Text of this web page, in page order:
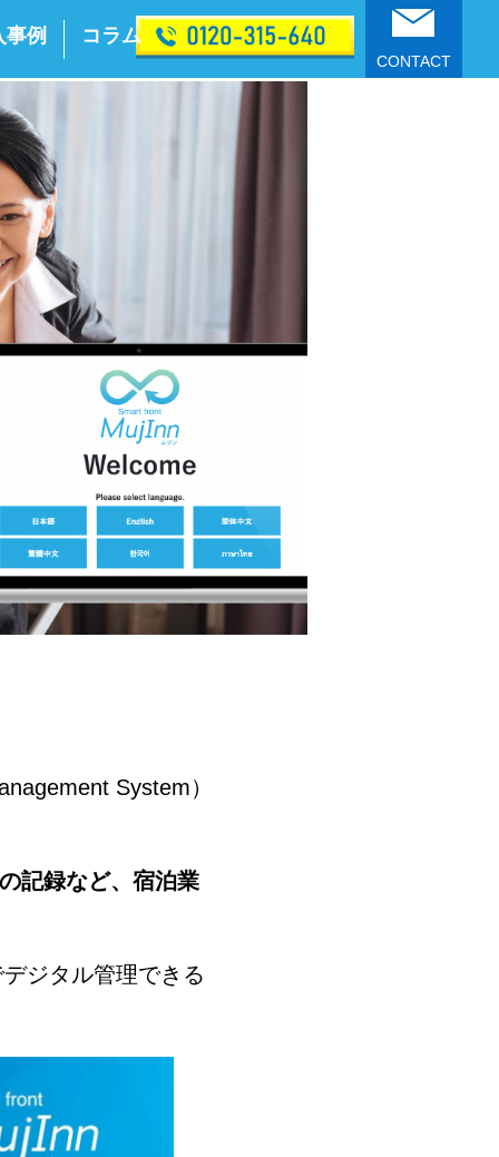
事例 コラム
CONTACT
System）
記録など、宿泊業
ジタル管理できる